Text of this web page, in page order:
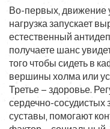
Во-первых, движение
нагрузка запускает
естественный
получаете шанс
того чтобы сидеть в
вершины холма или
Третье – здоровье.
сердечно-сосудистых
суставы, помогают